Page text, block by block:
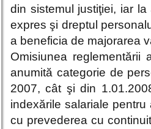
din sistemul justiţiei, iar
expres şi dreptul
a beneficia de majorarea
Omisiunea reglementării
anumită categorie de
2007, cât şi din
indexările salariale
cu prevederea cu